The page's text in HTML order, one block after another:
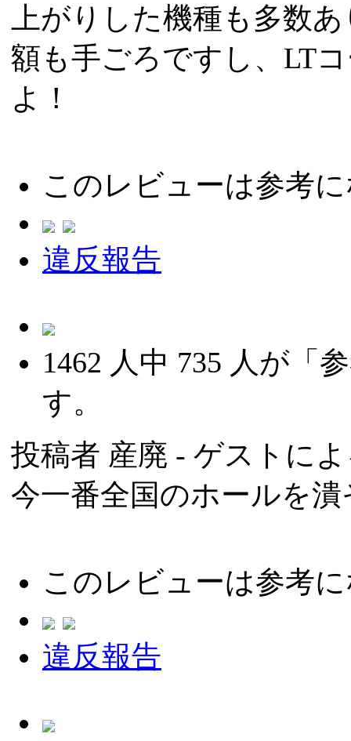
上がりした機種も多数
額も手ごろですし、LT
よ！
このレビューは参考
違反報告
1462 人中 735 人が「
す。
投稿者 産廃 - ゲストに
今一番全国のホールを
このレビューは参考
違反報告